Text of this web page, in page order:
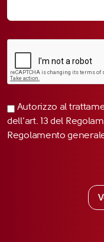
Autorizzo al
dell’art. 13 del
Regolamento